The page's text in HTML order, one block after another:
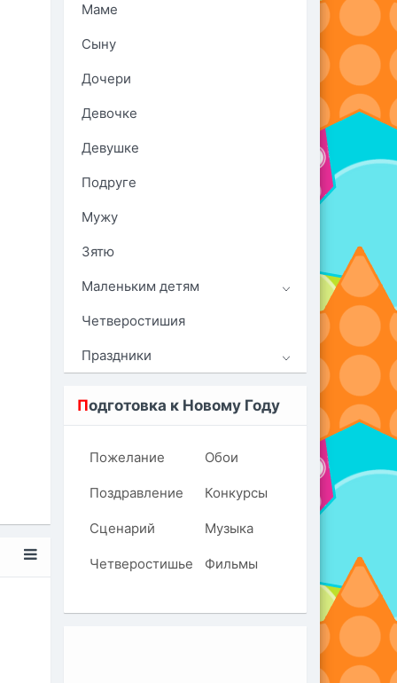
Маме
Сыну
Дочери
Девочке
Девушке
Подруге
Мужу
Зятю
Маленьким детям
Четверостишия
Праздники
Подготовка к Новому Году
Пожелание
Поздравление
Сценарий
Четверостишье
Обои
Конкурсы
Музыка
Фильмы